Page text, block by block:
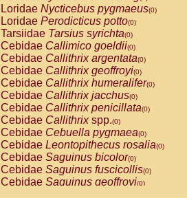
Loridae Nycticebus pygmaeus(0)
Loridae Perodicticus potto(0)
Tarsiidae Tarsius syrichta(0)
Cebidae Callimico goeldii(0)
Cebidae Callithrix argentata(0)
Cebidae Callithrix geoffroyi(0)
Cebidae Callithrix humeralifer(0)
Cebidae Callithrix jacchus(0)
Cebidae Callithrix penicillata(0)
Cebidae Callithrixspp.(0)
Cebidae Cebuella pygmaea(0)
Cebidae Leontopithecus rosalia(0)
Cebidae Saguinus bicolor(0)
Cebidae Saguinus fuscicollis(0)
Cebidae Saguinus geoffroyi(0)